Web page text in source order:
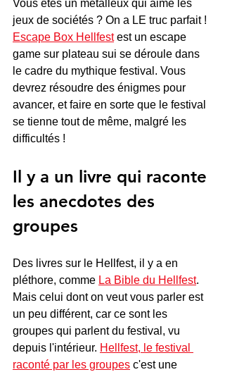
Vous êtes un métalleux qui aime les
jeux de sociétés ? On a LE truc parfait !
Escape Box Hellfest est un escape
game sur plateau sui se déroule dans
le cadre du mythique festival. Vous
devrez résoudre des énigmes pour
avancer, et faire en sorte que le festival
se tienne tout de même, malgré les
difficultés !
Il y a un livre qui raconte
les anecdotes des
groupes
Des livres sur le Hellfest, il y a en
pléthore, comme La Bible du Hellfest.
Mais celui dont on veut vous parler est
un peu différent, car ce sont les
groupes qui parlent du festival, vu
depuis l'intérieur. Hellfest, le festival
raconté par les groupes c'est une